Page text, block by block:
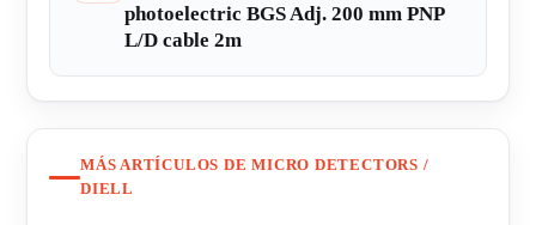
photoelectric BGS Adj. 200 mm PNP
L/D cable 2m
MÁS ARTÍCULOS DE MICRO DETECTORS /
DIELL